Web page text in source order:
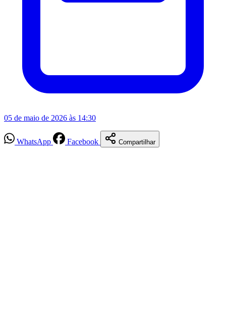
05 de maio de 2026 às 14:30
WhatsApp Facebook Compartilhar